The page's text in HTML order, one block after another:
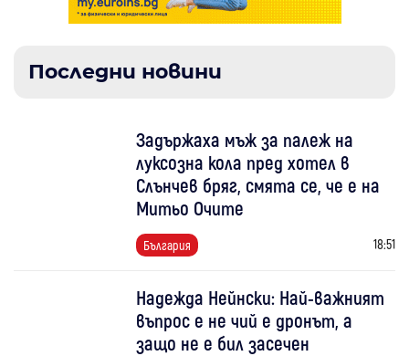
Последни новини
Задържаха мъж за палеж на
луксозна кола пред хотел в
Слънчев бряг, смята се, че е на
Митьо Очите
България 18:51
Надежда Нейнски: Най-важният
въпрос е не чий е дронът, а
защо не е бил засечен